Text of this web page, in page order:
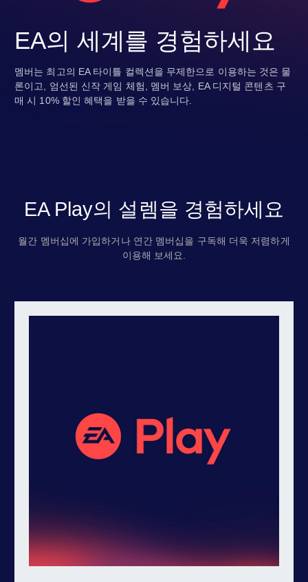
EA의 세계를 경험하세요
멤버는 최고의 EA 타이틀 컬렉션을 무제한으로 이용하는 것은 물
론이고, 엄선된 신작 게임 체험, 멤버 보상, EA 디지털 콘텐츠 구
매 시 10% 할인 혜택을 받을 수 있습니다.
EA Play의 설렘을 경험하세요
월간 멤버십에 가입하거나 연간 멤버십을 구독해 더욱 저렴하게
이용해 보세요.